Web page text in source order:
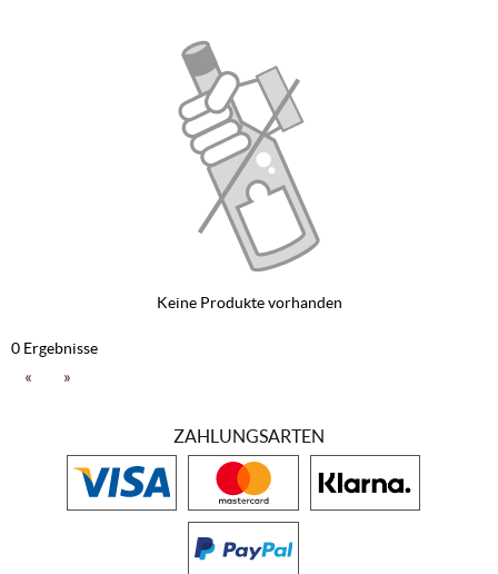
Keine Produkte vorhanden
0 Ergebnisse
« »
ZAHLUNGSARTEN